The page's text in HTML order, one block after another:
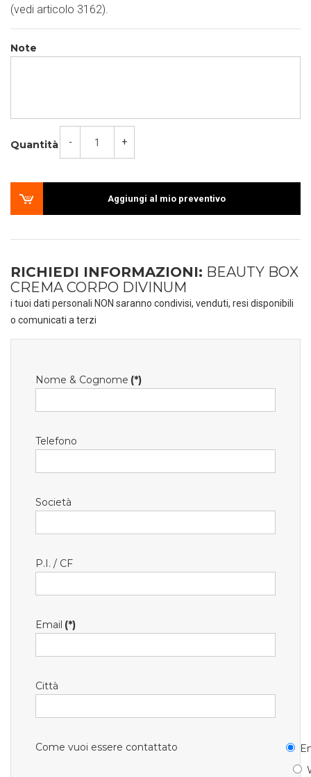
(vedi articolo 3162).
Note
Quantità - +
Aggiungi al mio preventivo
RICHIEDI INFORMAZIONI: BEAUTY BOX
CREMA CORPO DIVINUM
i tuoi dati personali NON saranno condivisi, venduti, resi disponibili
o comunicati a terzi
Nome & Cognome (*)
Telefono
Società
P.I. / CF
Email (*)
Città
Come vuoi essere contattato